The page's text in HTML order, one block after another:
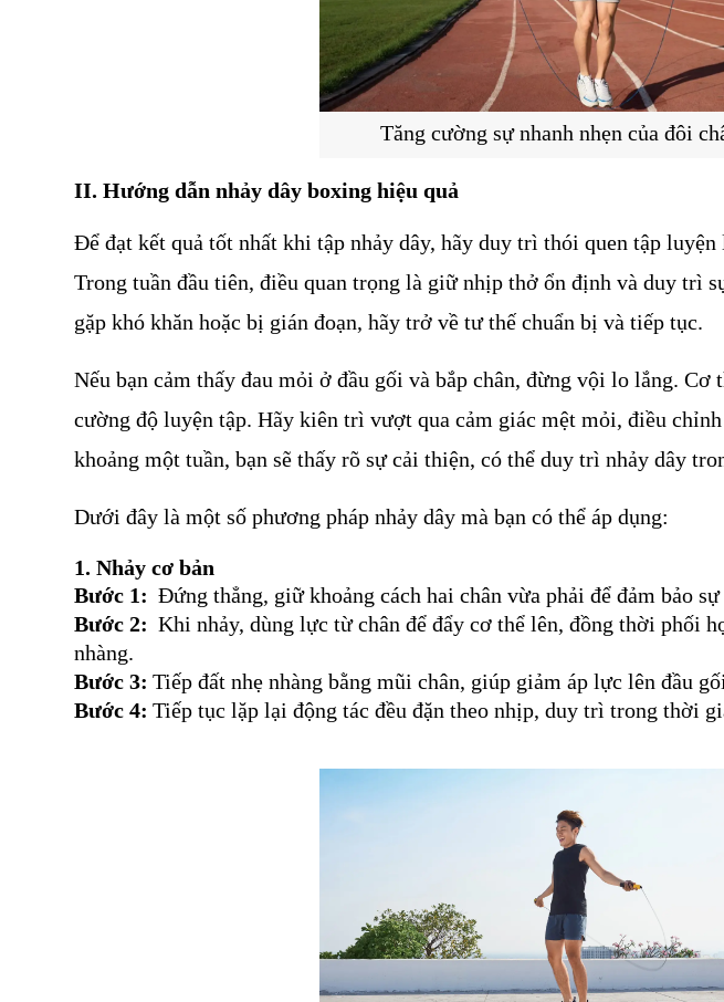
Tăng cường sự nhanh nhẹn của đôi
II. Hướng dẫn nhảy dây boxing hiệu quả
Để đạt kết quả tốt nhất khi tập nhảy dây, hãy duy trì thói quen tập
Trong tuần đầu tiên, điều quan trọng là giữ nhịp thở ổn định và duy trì
gặp khó khăn hoặc bị gián đoạn, hãy trở về tư thế chuẩn bị và tiếp tục.
Nếu bạn cảm thấy đau mỏi ở đầu gối và bắp chân, đừng vội lo lắng.
cường độ luyện tập. Hãy kiên trì vượt qua cảm giác mệt mỏi, điều
khoảng một tuần, bạn sẽ thấy rõ sự cải thiện, có thể duy trì nhảy dây
Dưới đây là một số phương pháp nhảy dây mà bạn có thể áp dụng:
1. Nhảy cơ bản
Bước 1: Đứng thẳng, giữ khoảng cách hai chân vừa phải để đảm bảo sự
Bước 2: Khi nhảy, dùng lực từ chân để đẩy cơ thể lên, đồng thời phối
nhàng.
Bước 3: Tiếp đất nhẹ nhàng bằng mũi chân, giúp giảm áp lực lên đầu
Bước 4: Tiếp tục lặp lại động tác đều đặn theo nhịp, duy trì trong thời